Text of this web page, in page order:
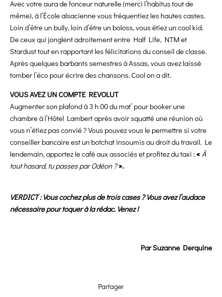
Avec votre aura de fonceur naturelle (merci l’habitus tout de
même), à l’École alsacienne vous fréquentiez les hautes castes.
Loin d’être un bully, loin d’être un boloss, vous étiez un cool kid.
De ceux qui jonglent adroitement entre Half Life, NTM et
Stardust tout en rapportant les félicitations du conseil de classe.
Après quelques barbants semestres à Assas, vous avez laissé
tomber l’éco pour écrire des chansons. Cool on a dit.
VOUS AVEZ UN COMPTE REVOLUT
Augmenter son plafond à 3 h 00 du mat’ pour booker une
chambre à l’Hôtel Lambert après avoir squatté une réunion où
vous n’étiez pas convié ? Vous pouvez vous le permettre si votre
conseiller bancaire est un botchat insoumis au droit du travail. Le
lendemain, apportez le café aux associés et profitez du taxi :«À
tout hasard, tu passes par Odéon ?».
VERDICT : Vous cochez plus de trois cases ? Vous avez l’audace
nécessaire pour toquer à la rédac. Venez !
ParSuzanne Derquine
Partager